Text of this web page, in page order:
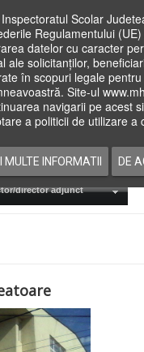
Scolar
Regulamentului
datelor cu caracter
ale solicitanților,
în scopuri legale
Site-ul
navigarii pe acest
a politicii de utilizare a
MULTE INFORMATII DE
Cadre Didactice
director adjunct